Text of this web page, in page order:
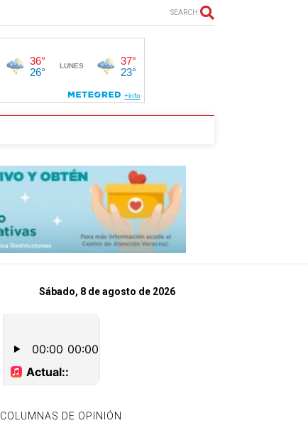
SEARCH
Sábado, 8 de agosto de 2026
COLUMNAS DE OPINIÓN